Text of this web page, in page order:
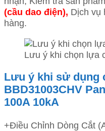
(cầu dao điện), Dịch vụ
hàng.
Lưu ý khi chọn lựa
Lưu ý khi sử dụng
BBD31003CHV
100A 10kA
+Điều Chỉnh Dòng Cắt